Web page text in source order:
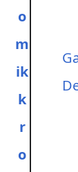
o
m
ik
k
r
o